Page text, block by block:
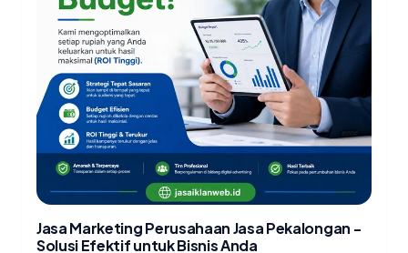
Jasa Marketing Perusahaan Jasa Pekalongan -
Solusi Efektif untuk Bisnis Anda